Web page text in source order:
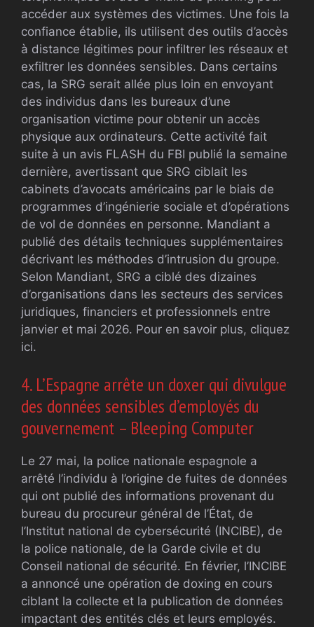
accéder aux systèmes des victimes. Une fois la
confiance établie, ils utilisent des outils d’accès
à distance légitimes pour infiltrer les réseaux et
exfiltrer les données sensibles. Dans certains
cas, la SRG serait allée plus loin en envoyant
des individus dans les bureaux d’une
organisation victime pour obtenir un accès
physique aux ordinateurs. Cette activité fait
suite à un avis FLASH du FBI publié la semaine
dernière, avertissant que SRG ciblait les
cabinets d’avocats américains par le biais de
programmes d’ingénierie sociale et d’opérations
de vol de données en personne. Mandiant a
publié des détails techniques supplémentaires
décrivant les méthodes d’intrusion du groupe.
Selon Mandiant, SRG a ciblé des dizaines
d’organisations dans les secteurs des services
juridiques, financiers et professionnels entre
janvier et mai 2026. Pour en savoir plus, cliquez
ici.
4. L’Espagne arrête un doxer qui divulgue
des données sensibles d’employés du
gouvernement – ​​Bleeping Computer
Le 27 mai, la police nationale espagnole a
arrêté l’individu à l’origine de fuites de données
qui ont publié des informations provenant du
bureau du procureur général de l’État, de
l’Institut national de cybersécurité (INCIBE), de
la police nationale, de la Garde civile et du
Conseil national de sécurité. En février, l’INCIBE
a annoncé une opération de doxing en cours
ciblant la collecte et la publication de données
impactant des entités clés et leurs employés.